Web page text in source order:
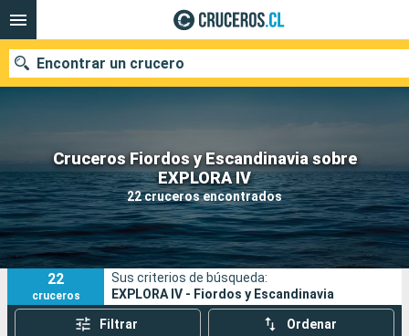
Cruceros Fiordos y Escandinavia sobre
EXPLORA IV
22 cruceros encontrados
Encontrar un crucero
Nuestros destinos
Fecha de salida
Puertos Compañías
Buscar
22
cruceros
Sus criterios de búsqueda:
EXPLORA IV - Fiordos y Escandinavia
Filtrar Ordenar